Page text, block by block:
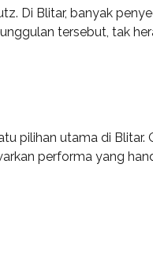
Di Blitar, banyak
tersebut, tak
pilihan utama di Blitar.
performa yang